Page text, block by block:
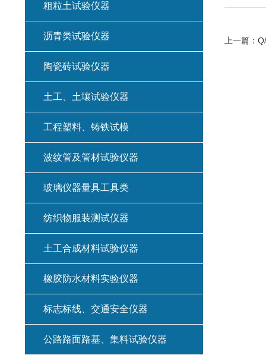
上一篇：
粗粒土试验仪器
沥青类试验仪器
陶瓷砖试验仪器
土工、土壤试验仪器
工程塑料、铸铁试模
波纹管及管材试验仪器
玻璃仪器量具工具类
纺织物服装测试仪器
土工合成材料试验仪器
橡胶防水材料实验仪器
标志标线、交通安全仪器
公路路面路基、集料试验仪器